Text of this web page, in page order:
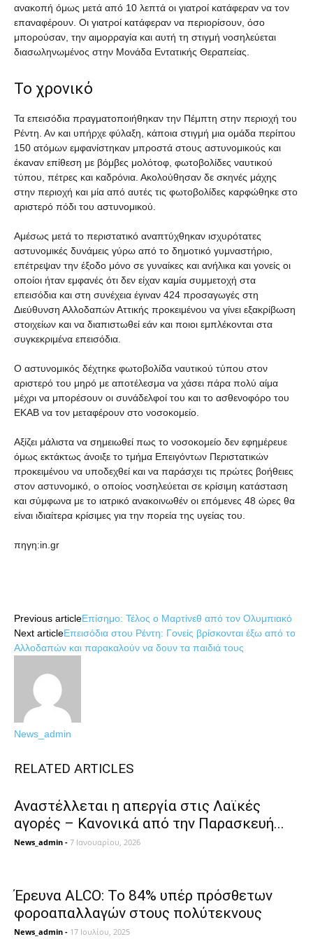
ανακοπή όμως μετά από 10 λεπτά οι γιατροί κατάφεραν να τον
επαναφέρουν. Οι γιατροί κατάφεραν να περιορίσουν, όσο
μπορούσαν, την αιμορραγία και αυτή τη στιγμή νοσηλεύεται
διασωληνωμένος στην Μονάδα Εντατικής Θεραπείας.
Το χρονικό
Τα επεισόδια πραγματοποιήθηκαν την Πέμπτη στην περιοχή του
Ρέντη. Αν και υπήρχε φύλαξη, κάποια στιγμή μια ομάδα περίπου
150 ατόμων εμφανίστηκαν μπροστά στους αστυνομικούς και
έκαναν επίθεση με βόμβες μολότοφ, φωτοβολίδες ναυτικού
τύπου, πέτρες και καδρόνια. Ακολούθησαν δε σκηνές μάχης
στην περιοχή και μία από αυτές τις φωτοβολίδες καρφώθηκε στο
αριστερό πόδι του αστυνομικού.
Αμέσως μετά το περιστατικό αναπτύχθηκαν ισχυρότατες
αστυνομικές δυνάμεις γύρω από το δημοτικό γυμναστήριο,
επέτρεψαν την έξοδο μόνο σε γυναίκες και ανήλικα και γονείς οι
οποίοι ήταν εμφανές ότι δεν είχαν καμία συμμετοχή στα
επεισόδια και στη συνέχεια έγιναν 424 προσαγωγές στη
Διεύθυνση Αλλοδαπών Αττικής προκειμένου να γίνει εξακρίβωση
στοιχείων και να διαπιστωθεί εάν και ποιοι εμπλέκονται στα
συγκεκριμένα επεισόδια.
Ο αστυνομικός δέχτηκε φωτοβολίδα ναυτικού τύπου στον
αριστερό του μηρό με αποτέλεσμα να χάσει πάρα πολύ αίμα
μέχρι να μπορέσουν οι συνάδελφοί του και το ασθενοφόρο του
ΕΚΑΒ να τον μεταφέρουν στο νοσοκομείο.
Αξίζει μάλιστα να σημειωθεί πως το νοσοκομείο δεν εφημέρευε
όμως εκτάκτως άνοιξε το τμήμα Επειγόντων Περιστατικών
προκειμένου να υποδεχθεί και να παράσχει τις πρώτες βοήθειες
στον αστυνομικό, ο οποίος νοσηλεύεται σε κρίσιμη κατάσταση
και σύμφωνα με το ιατρικό ανακοινωθέν οι επόμενες 48 ώρες θα
είναι ιδιαίτερα κρίσιμες για την πορεία της υγείας του.
πηγη:in.gr
Previous articleΕπίσημο: Τέλος ο Μαρτίνεθ από τον Ολυμπιακό
Next articleΕπεισόδια στου Ρέντη: Γονείς βρίσκονται έξω από το
Αλλοδαπών και παρακαλούν να δουν τα παιδιά τους
News_admin
RELATED ARTICLES
Αναστέλλεται η απεργία στις Λαϊκές
αγορές – Κανονικά από την Παρασκευή...
News_admin - 7 Ιανουαρίου, 2026
Έρευνα ALCO: Το 84% υπέρ πρόσθετων
φοροαπαλλαγών στους πολύτεκνους
News_admin - 17 Ιουλίου, 2025